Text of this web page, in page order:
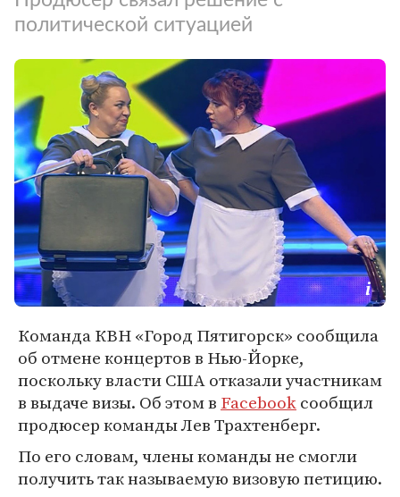
политической ситуацией
Команда КВН «Город Пятигорск» сообщила
об отмене концертов в Нью-Йорке,
поскольку власти США отказали участникам
в выдаче визы. Об этом в Facebookсообщил
продюсер команды Лев Трахтенберг.
По его словам, члены команды не смогли
получить так называемую визовую петицию.